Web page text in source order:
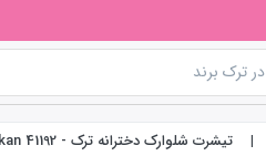
تیشرت شلوارک دخترانه ترک - 41192 Ozkan